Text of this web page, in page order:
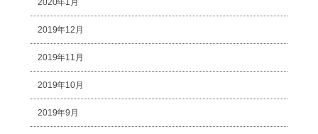
2019年12月
2019年11月
2019年10月
2019年9月